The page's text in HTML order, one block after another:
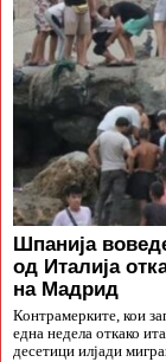
Шпанија
од Италија
на Мадрид
Контрамерките, кои
една недела откако
десетици илјади